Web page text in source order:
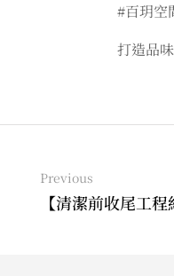
#百玥空
打造品
Previous
【清潔前收尾工